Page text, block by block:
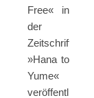
Free« in
der
Zeitschrift
»Hana to
Yume«
veröffentlicht.